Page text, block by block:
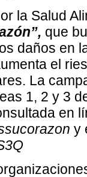
la Salud
que
daños en
el
La
1, 2 y 3
en
y